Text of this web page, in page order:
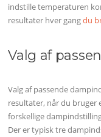
indstille temperaturen
resultater hver gangdu
Valg af
Valg af passende
resultater, når du
forskellige
Der er typisk tre